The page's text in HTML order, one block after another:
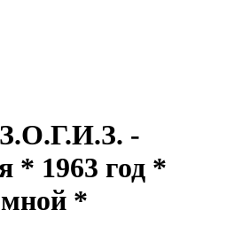
-
* 1963 год *
*